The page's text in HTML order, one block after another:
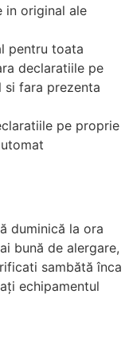
in original ale
pentru toata
declaratiile pe
si fara prezenta
pe proprie
duminică la ora
bună de alergare,
sambătă înca
echipamentul